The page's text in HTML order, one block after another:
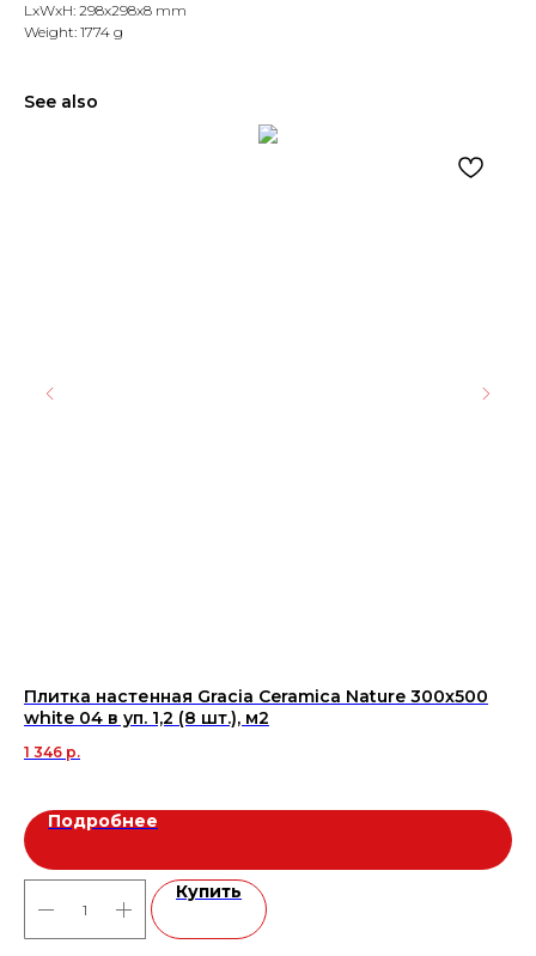
LxWxH: 298x298x8 mm
Weight: 1774 g
See also
Плитка настенная Gracia Ceramica Nature 300х500
white 04 в уп. 1,2 (8 шт.), м2
1 346 р.
Подробнее
Купить